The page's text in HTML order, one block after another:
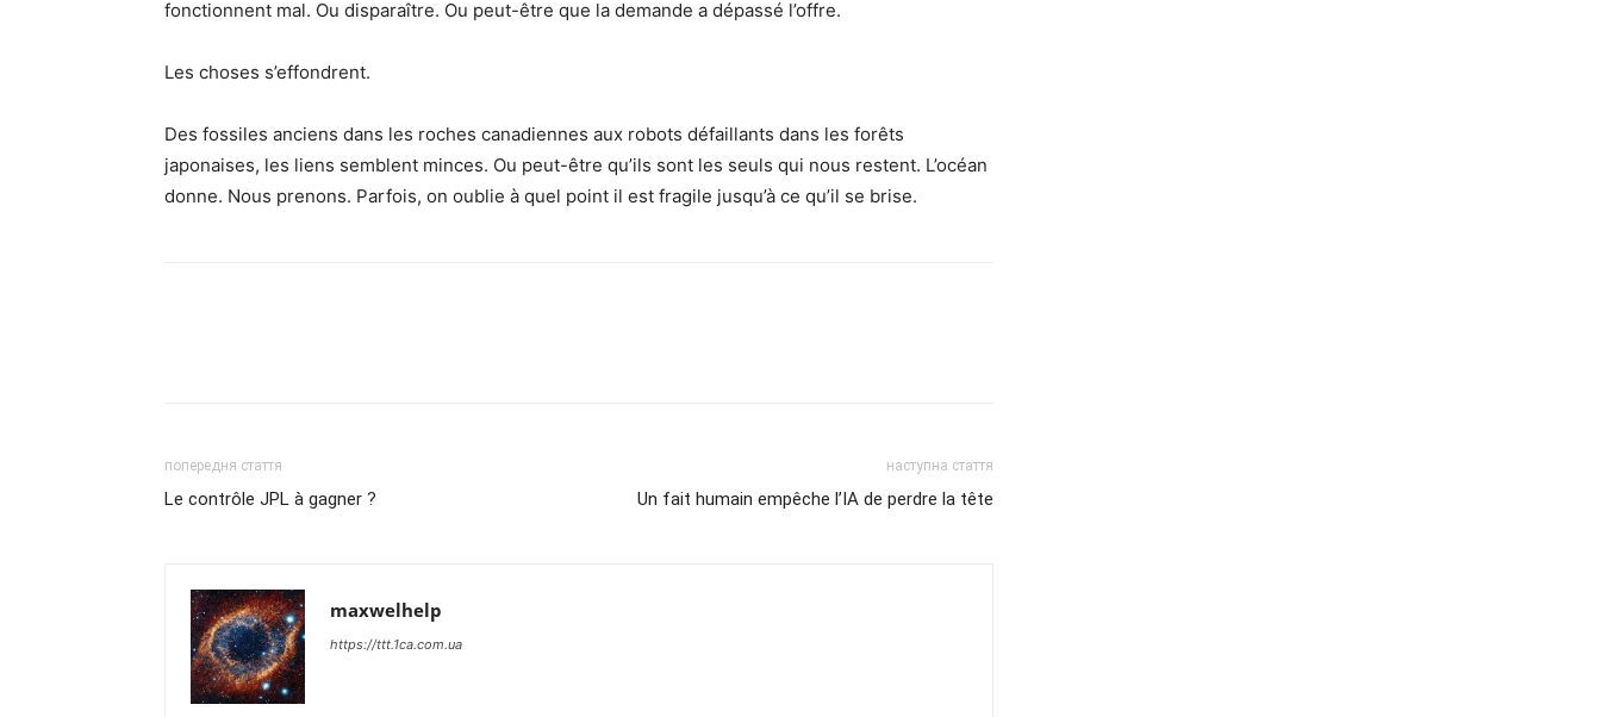
fonctionnent mal. Ou disparaître. Ou peut-être que la demande a dépassé l’offre.
Les choses s’effondrent.
Des fossiles anciens dans les roches canadiennes aux robots défaillants dans les forêts
japonaises, les liens semblent minces. Ou peut-être qu’ils sont les seuls qui nous restent. L’océan
donne. Nous prenons. Parfois, on oublie à quel point il est fragile jusqu’à ce qu’il se brise.
попередня стаття
Le contrôle JPL à gagner ?
наступна стаття
Un fait humain empêche l’IA de perdre la tête
maxwelhelp
https://ttt.1ca.com.ua